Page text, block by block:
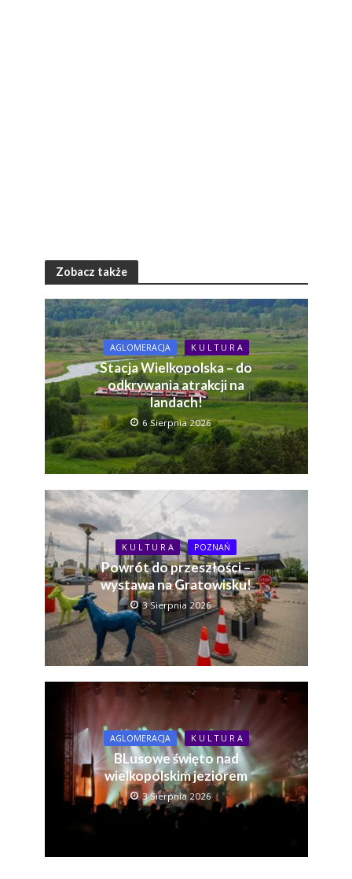
Zobacz także
AGLOMERACJA K U L T U R A
Stacja Wielkopolska – do
odkrywania atrakcji na
landach!
6 Sierpnia 2026
K U L T U R A POZNAŃ
Powrót do przeszłości –
wystawa na Gratowisku!
3 Sierpnia 2026
AGLOMERACJA K U L T U R A
BLusowe święto nad
wielkopolskim jeziorem
3 Sierpnia 2026